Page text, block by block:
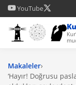
YouTube
Makaleler›
‘Hayır! Doğrusu